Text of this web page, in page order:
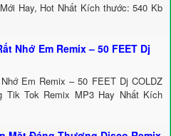
Hay, Hot Nhất Kích thước: 540 Kb
Nhớ Em Remix – 50 FEET Dj
Em Remix – 50 FEET Dj COLDZ
Tik Tok Remix MP3 Hay Nhất Kích